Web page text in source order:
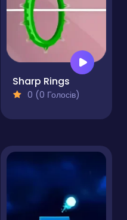
Sharp Rings
0 (0 Голосів)